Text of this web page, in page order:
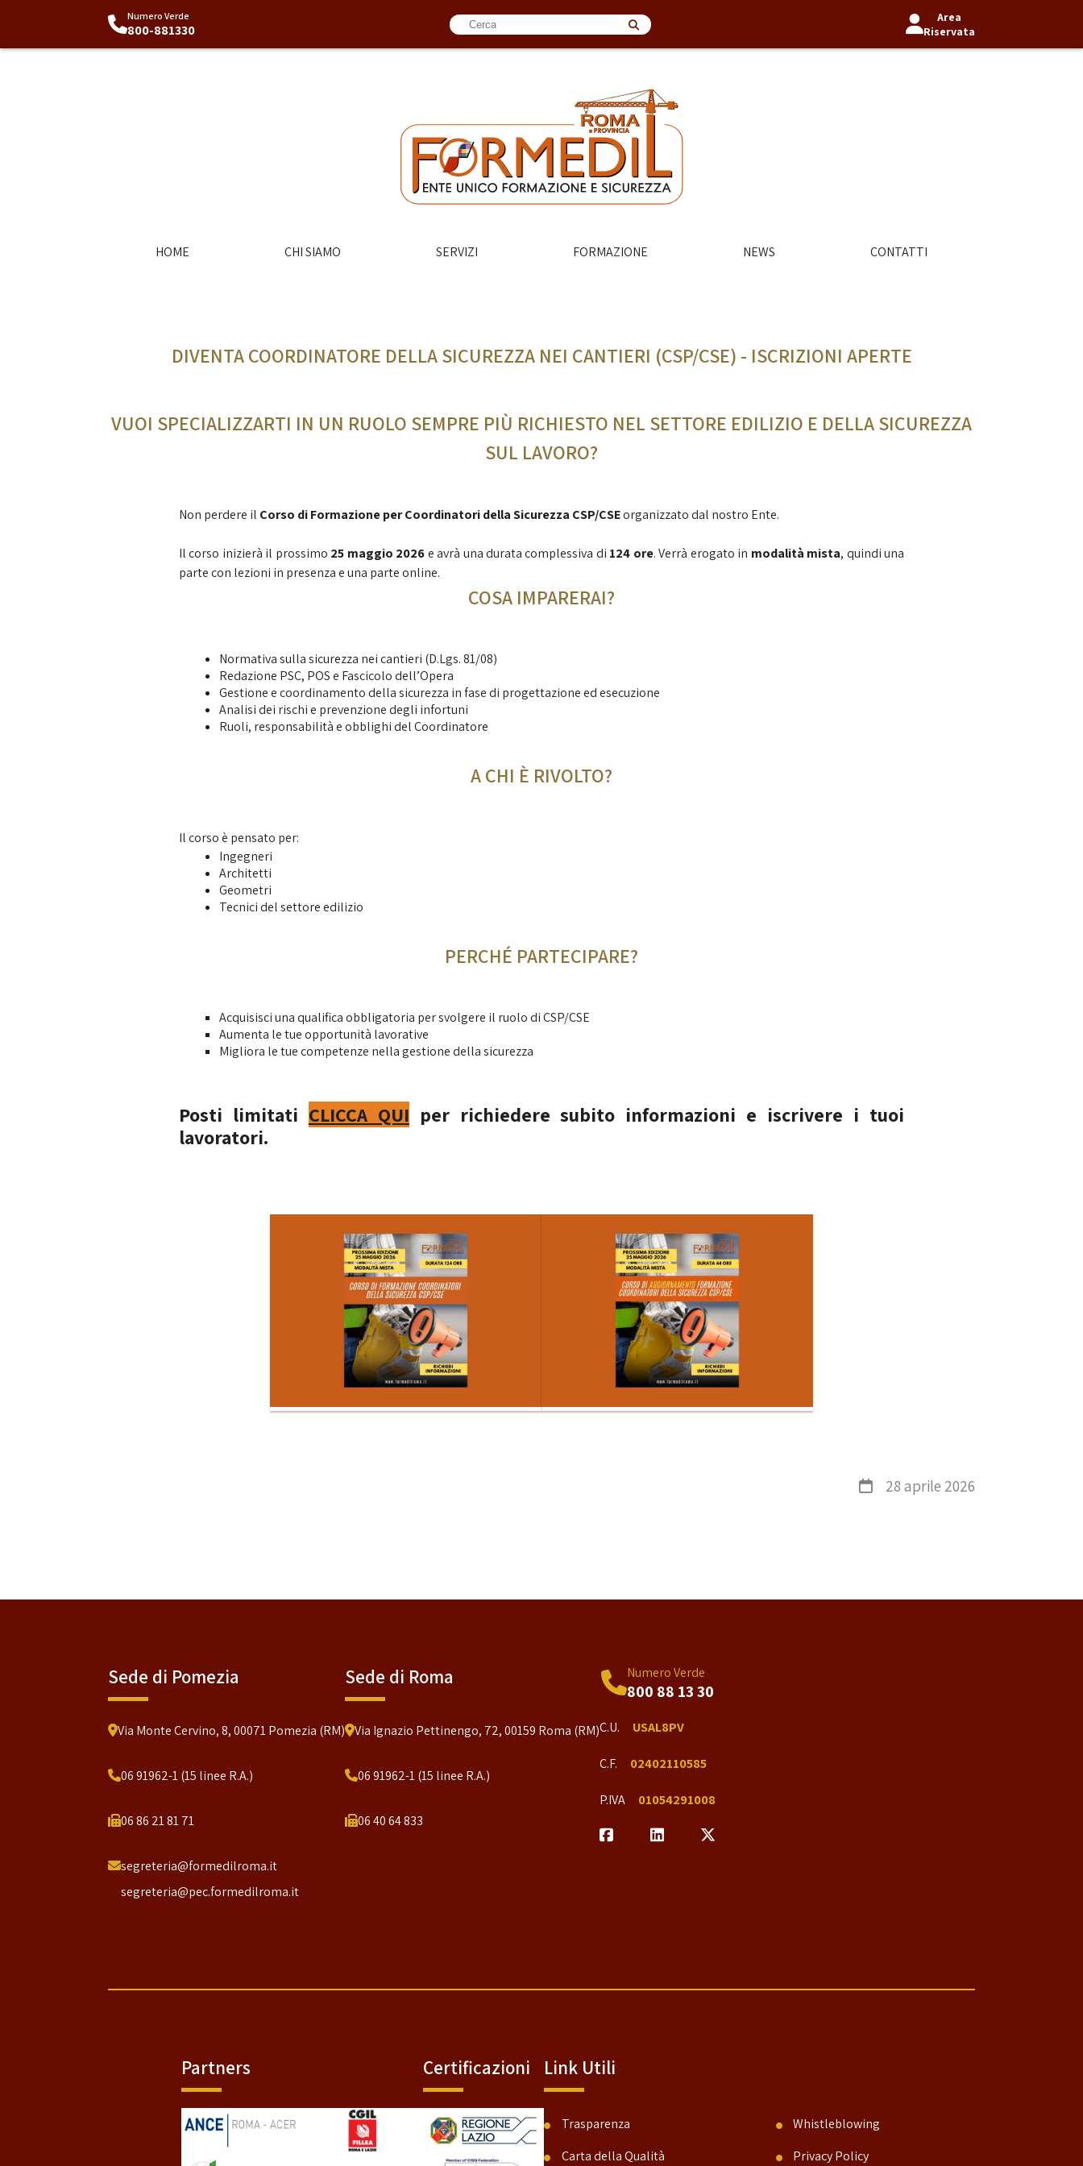
Numero Verde
800-881330
Area
Riservata
HOME CHI SIAMO SERVIZI FORMAZIONE NEWS CONTATTI
DIVENTA COORDINATORE DELLA SICUREZZA NEI CANTIERI (CSP/CSE) - ISCRIZIONI APERTE
VUOI SPECIALIZZARTI IN UN RUOLO SEMPRE PIÙ RICHIESTO NEL SETTORE EDILIZIO E DELLA SICUREZZA
SUL LAVORO?
Non perdere il Corso di Formazione per Coordinatori della Sicurezza CSP/CSEorganizzato dal nostro Ente.
Il corso inizierà il prossimo 25 maggio 2026e avrà una durata complessiva di 124 ore. Verrà erogato in modalità mista, quindi una
parte con lezioni in presenza e una parte online.
COSA IMPARERAI?
Normativa sulla sicurezza nei cantieri (D.Lgs. 81/08)
Redazione PSC, POS e Fascicolo dell’Opera
Gestione e coordinamento della sicurezza in fase di progettazione ed esecuzione
Analisi dei rischi e prevenzione degli infortuni
Ruoli, responsabilità e obblighi del Coordinatore
A CHI È RIVOLTO?
Il corso è pensato per:
Ingegneri
Architetti
Geometri
Tecnici del settore edilizio
PERCHÉ PARTECIPARE?
Acquisisci una qualifica obbligatoria per svolgere il ruolo di CSP/CSE
Aumenta le tue opportunità lavorative
Migliora le tue competenze nella gestione della sicurezza
Posti limitati CLICCA QUI per richiedere subito informazioni e iscrivere i tuoi
lavoratori.
28 aprile 2026
Sede di Pomezia
Via Monte Cervino, 8, 00071 Pomezia (RM)
06 91962-1 (15 linee R.A.)
06 86 21 81 71
segreteria@formedilroma.it
segreteria@pec.formedilroma.it
Sede di Roma
Via Ignazio Pettinengo, 72, 00159 Roma (RM)
06 91962-1 (15 linee R.A.)
06 40 64 833
Numero Verde
800 88 13 30
C.U. USAL8PV
C.F. 02402110585
P.IVA 01054291008
Partners Certificazioni Link Utili
Trasparenza
Carta della Qualità
Whistleblowing
Privacy Policy